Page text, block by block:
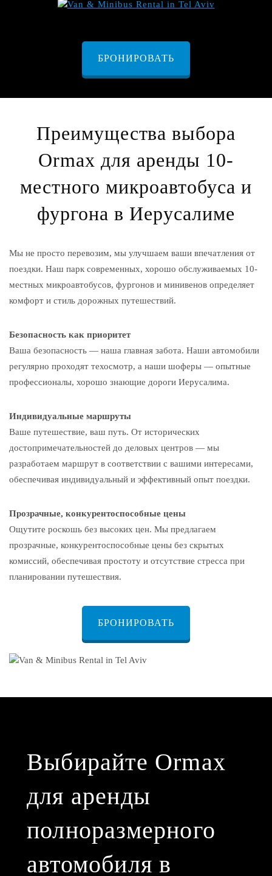
БРОНИРОВАТЬ
Преимущества выбора
Ormax для аренды 10-
местного микроавтобуса и
фургона в Иерусалиме
Мы не просто перевозим, мы улучшаем ваши впечатления от
поездки. Наш парк современных, хорошо обслуживаемых 10-
местных микроавтобусов, фургонов и минивенов определяет
комфорт и стиль дорожных путешествий.
Безопасность как приоритет
Ваша безопасность — наша главная забота. Наши автомобили
регулярно проходят техосмотр, а наши шоферы — опытные
профессионалы, хорошо знающие дороги Иерусалима.
Индивидуальные маршруты
Ваше путешествие, ваш путь. От исторических
достопримечательностей до деловых центров — мы
разработаем маршрут в соответствии с вашими интересами,
обеспечивая индивидуальный и эффективный опыт поездки.
Прозрачные, конкурентоспособные цены
Ощутите роскошь без высоких цен. Мы предлагаем
прозрачные, конкурентоспособные цены без скрытых
комиссий, обеспечивая простоту и отсутствие стресса при
планировании путешествия.
БРОНИРОВАТЬ
Выбирайте Ormax
для аренды
полноразмерного
автомобиля в